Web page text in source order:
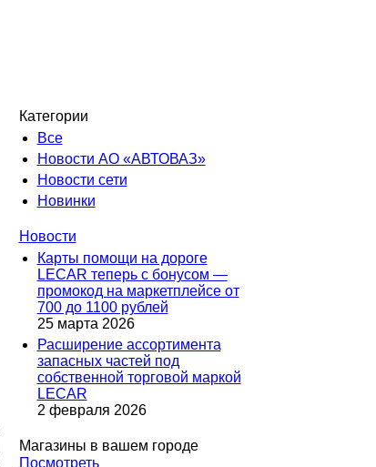
Категории
Все
Новости АО «АВТОВАЗ»
Новости сети
Новинки
Новости
Карты помощи на дороге
LECAR теперь с бонусом —
промокод на маркетплейсе от
700 до 1100 рублей
25 марта 2026
Расширение ассортимента
запасных частей под
собственной торговой маркой
LECAR
2 февраля 2026
Магазины в вашем городе
Посмотреть